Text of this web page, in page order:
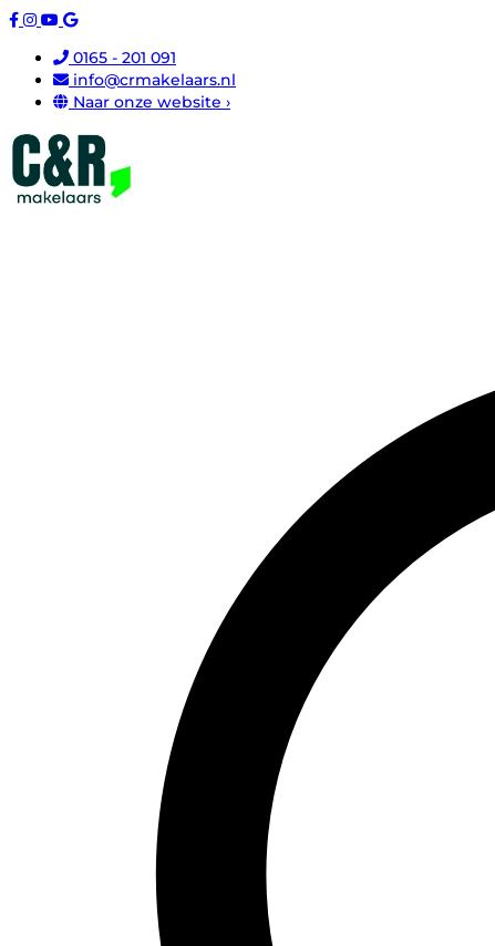
0165 - 201 091
info@crmakelaars.nl
Naar onze website ›